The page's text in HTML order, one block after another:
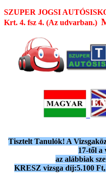
SZUPER JOGSI
Krt. 4. fsz 4. (Az udvarban.)
Tisztelt Tanulók! A
17-től a
az alábbiak
KRESZ vizsga díj:5.100